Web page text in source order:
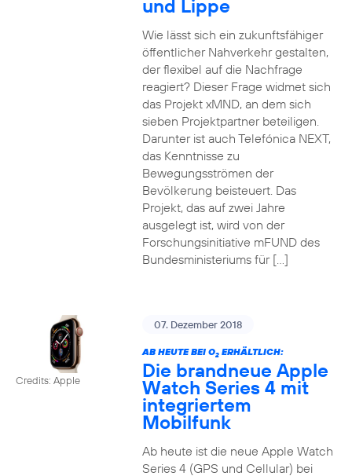
und Lippe
Wie lässt sich ein zukunftsfähiger
öffentlicher Nahverkehr gestalten,
der flexibel auf die Nachfrage
reagiert? Dieser Frage widmet sich
das Projekt xMND, an dem sich
sieben Projektpartner beteiligen.
Darunter ist auch Telefónica NEXT,
das Kenntnisse zu
Bewegungsströmen der
Bevölkerung beisteuert. Das
Projekt, das auf zwei Jahre
ausgelegt ist, wird von der
Forschungsinitiative mFUND des
Bundesministeriums für […]
Credits: Apple
07. Dezember 2018
AB HEUTE BEI O2ERHÄLTLICH:
Die brandneue Apple
Watch Series 4 mit
integriertem
Mobilfunk
Ab heute ist die neue Apple Watch
Series 4 (GPS und Cellular) bei